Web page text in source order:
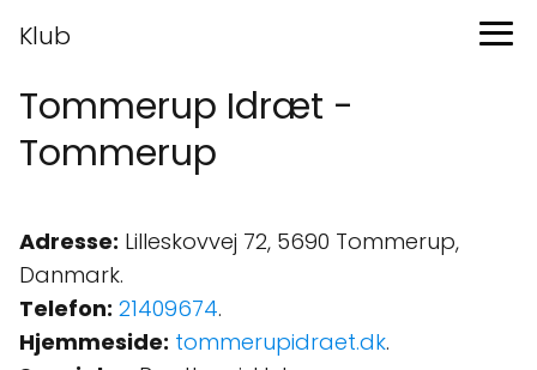
Klub
Tommerup Idræt -
Tommerup
Adresse: Lilleskovvej 72, 5690 Tommerup,
Danmark.
Telefon: 21409674.
Hjemmeside: tommerupidraet.dk.